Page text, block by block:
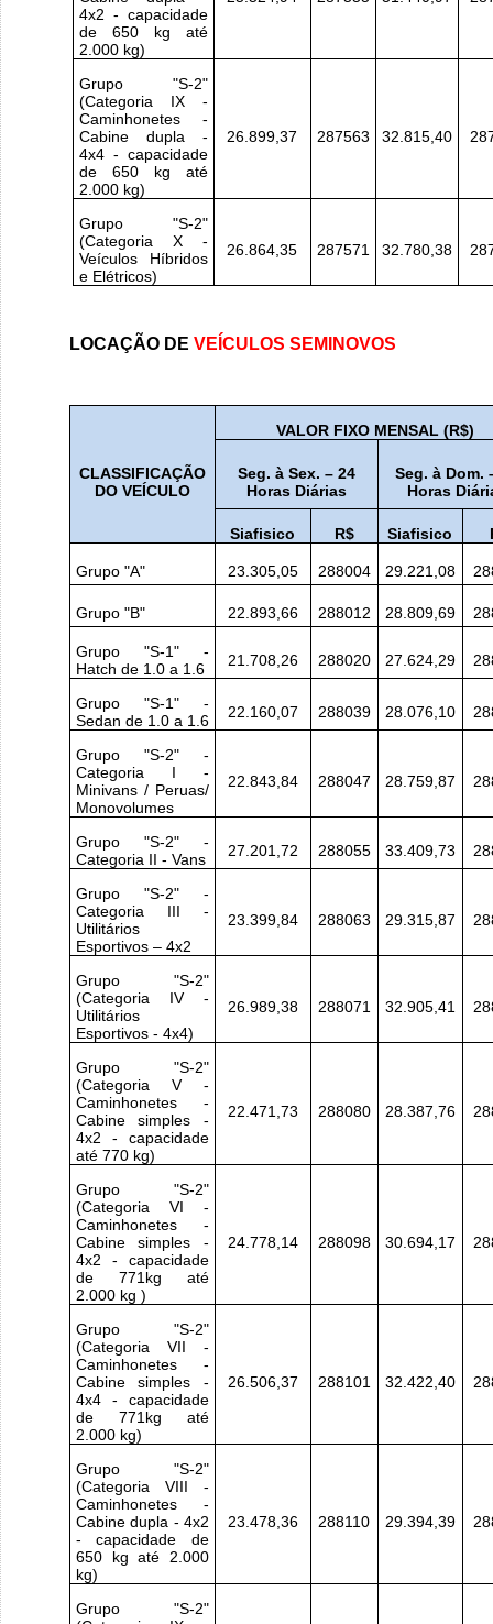
4x2 - capacidade
de 650 kg até
2.000 kg)
Grupo "S-2"
(Categoria IX -
Caminhonetes -
Cabine dupla -
4x4 - capacidade
de 650 kg até
2.000 kg)
26.899,37 287563 32.815,40
Grupo "S-2"
(Categoria X -
Veículos Híbridos
e Elétricos)
26.864,35 287571 32.780,38
LOCAÇÃO DE VEÍCULOS SEMINOVOS
CLASSIFICAÇÃO
DO VEÍCULO
VALOR FIXO MENSAL (R$)
Seg. à Sex. – 24
Horas Diárias
Seg. à Dom.
Horas
Siafisico R$ Siafisico
Grupo "A" 23.305,05 288004 29.221,08
Grupo "B" 22.893,66 288012 28.809,69
Grupo "S-1" -
Hatch de 1.0 a 1.6
21.708,26 288020 27.624,29
Grupo "S-1" -
Sedan de 1.0 a 1.6
22.160,07 288039 28.076,10
Grupo "S-2" -
Categoria I -
Minivans / Peruas/
Monovolumes
22.843,84 288047 28.759,87
Grupo "S-2" -
Categoria II - Vans
27.201,72 288055 33.409,73
Grupo "S-2" -
Categoria III -
Utilitários
Esportivos – 4x2
23.399,84 288063 29.315,87
Grupo "S-2"
(Categoria IV -
Utilitários
Esportivos - 4x4)
26.989,38 288071 32.905,41
Grupo "S-2"
(Categoria V -
Caminhonetes -
Cabine simples -
4x2 - capacidade
até 770 kg)
22.471,73 288080 28.387,76
Grupo "S-2"
(Categoria VI -
Caminhonetes -
Cabine simples -
4x2 - capacidade
de 771kg até
2.000 kg )
24.778,14 288098 30.694,17
Grupo "S-2"
(Categoria VII -
Caminhonetes -
Cabine simples -
4x4 - capacidade
de 771kg até
2.000 kg)
26.506,37 288101 32.422,40
Grupo "S-2"
(Categoria VIII -
Caminhonetes -
Cabine dupla - 4x2
- capacidade de
650 kg até 2.000
kg)
23.478,36 288110 29.394,39
Grupo "S-2"